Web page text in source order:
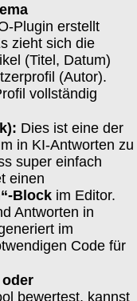
Plugin erstellt
zieht sich die
(Titel, Datum)
(Autor).
vollständig
Dies ist eine der
in KI-Antworten zu
super einfach
einen
Block im Editor.
Antworten in
im
Code für
bewertest, kannst